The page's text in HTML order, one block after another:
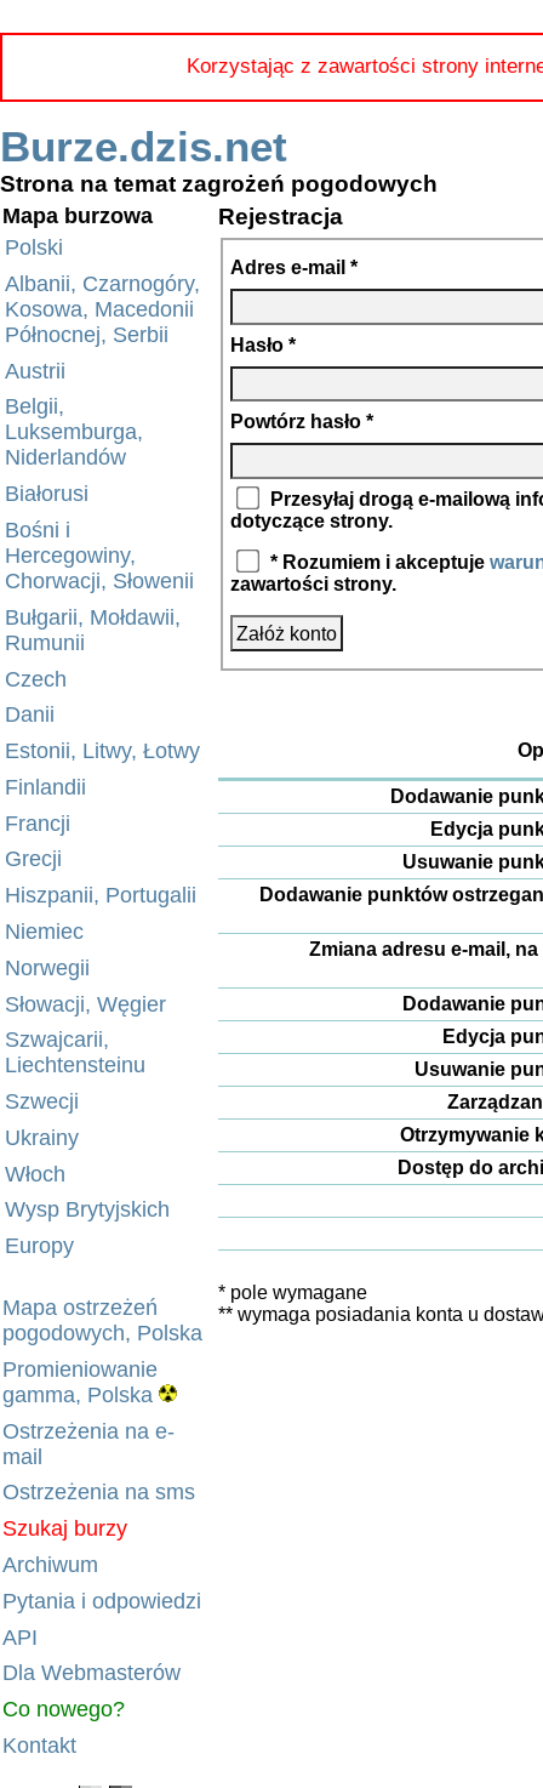
Korzystając z zawartości strony
Burze.dzis.net
Strona na temat zagrożeń pogodowych
Mapa burzowa
Polski
Albanii, Czarnogóry,
Kosowa, Macedonii
Północnej, Serbii
Austrii
Belgii,
Luksemburga,
Niderlandów
Białorusi
Bośni i
Hercegowiny,
Chorwacji, Słowenii
Bułgarii, Mołdawii,
Rumunii
Czech
Danii
Estonii, Litwy, Łotwy
Finlandii
Francji
Grecji
Hiszpanii, Portugalii
Niemiec
Norwegii
Słowacji, Węgier
Szwajcarii,
Liechtensteinu
Szwecji
Ukrainy
Włoch
Wysp Brytyjskich
Europy
Mapa ostrzeżeń
pogodowych, Polska
Promieniowanie
gamma, Polska
Ostrzeżenia na e-
mail
Ostrzeżenia na sms
Szukaj burzy
Archiwum
Pytania i odpowiedzi
API
Dla Webmasterów
Co nowego?
Kontakt
Rejestracja
Adres e-mail *
Hasło *
Powtórz hasło *
Przesyłaj drogą e-mailową
dotyczące strony.
* Rozumiem i akceptuje
zawartości strony.
Dodawanie
Edycja
Usuwanie
Dodawanie punktów
Zmiana adresu e-mail,
Dodawanie
Edycja
Usuwanie
Otrzymywanie
Dostęp do
* pole wymagane
** wymaga posiadania konta u